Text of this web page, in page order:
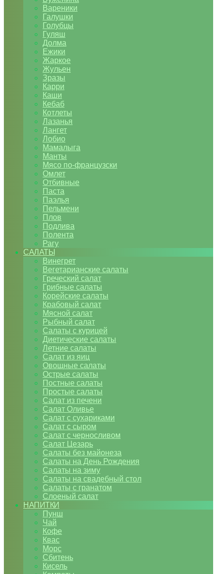
Вареники
Галушки
Голубцы
Гуляш
Долма
Ежики
Жаркое
Жульен
Зразы
Карри
Каши
Кебаб
Котлеты
Лазанья
Лангет
Лобио
Мамалыга
Манты
Мясо по-французски
Омлет
Отбивные
Паста
Паэлья
Пельмени
Плов
Подлива
Полента
Рагу
САЛАТЫ
Винегрет
Вегетарианские салаты
Греческий салат
Грибные салаты
Корейские салаты
Крабовый салат
Мясной салат
Рыбный салат
Салаты с курицей
Диетические салаты
Летние салаты
Салат из яиц
Овощные салаты
Острые салаты
Постные салаты
Простые салаты
Салат из печени
Салат Оливье
Салат с сухариками
Салат с сыром
Салат с черносливом
Салат Цезарь
Салаты без майонеза
Салаты на День Рождения
Салаты на зиму
Салаты на свадебный стол
Салаты с гранатом
Слоеный салат
НАПИТКИ
Пунш
Чай
Кофе
Квас
Морс
Сбитень
Кисель